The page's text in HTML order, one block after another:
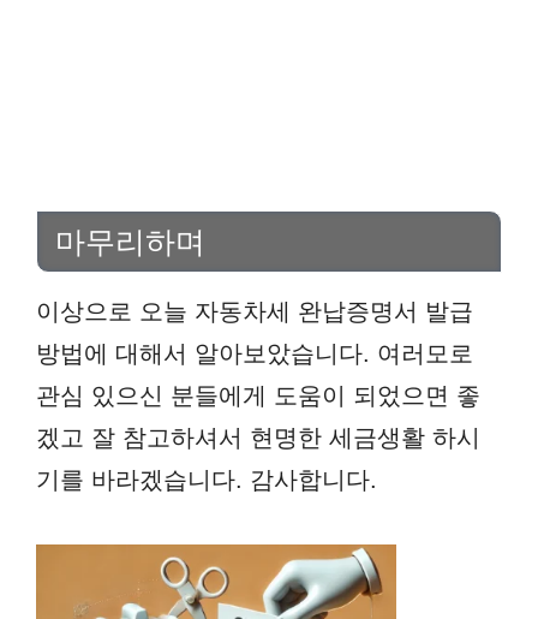
마무리하며
이상으로 오늘 자동차세 완납증명서 발급
방법에 대해서 알아보았습니다. 여러모로
관심 있으신 분들에게 도움이 되었으면 좋
겠고 잘 참고하셔서 현명한 세금생활 하시
기를 바라겠습니다. 감사합니다.